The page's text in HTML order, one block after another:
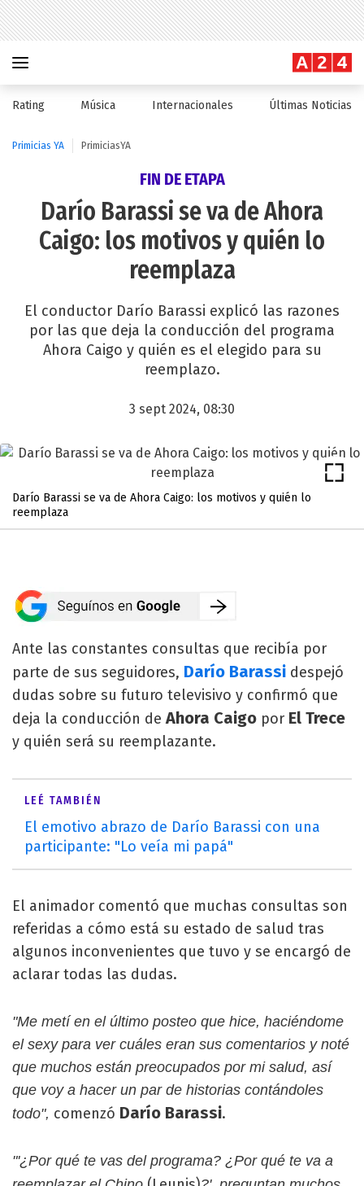
Rating Música Internacionales Últimas Noticias
Primicias YA PrimiciasYA
FIN DE ETAPA
Darío Barassi se va de Ahora
Caigo: los motivos y quién lo
reemplaza
El conductor Darío Barassi explicó las razones
por las que deja la conducción del programa
Ahora Caigo y quién es el elegido para su
reemplazo.
3 sept 2024, 08:30
Darío Barassi se va de Ahora Caigo: los motivos y quién lo
reemplaza
Ante las constantes consultas que recibía por
parte de sus seguidores, Darío Barassi despejó
dudas sobre su futuro televisivo y confirmó que
deja la conducción deAhora Caigo por El Trece
y quién será su reemplazante.
LEÉ TAMBIÉN
El emotivo abrazo de Darío Barassi con una
participante: "Lo veía mi papá"
El animador comentó que muchas consultas son
referidas a cómo está su estado de salud tras
algunos inconvenientes que tuvo y se encargó de
aclarar todas las dudas.
"Me metí en el último posteo que hice, haciéndome
el sexy para ver cuáles eran sus comentarios y noté
que muchos están preocupados por mi salud, así
que voy a hacer un par de historias contándoles
todo", comenzó Darío Barassi.
"'¿Por qué te vas del programa? ¿Por qué te va a